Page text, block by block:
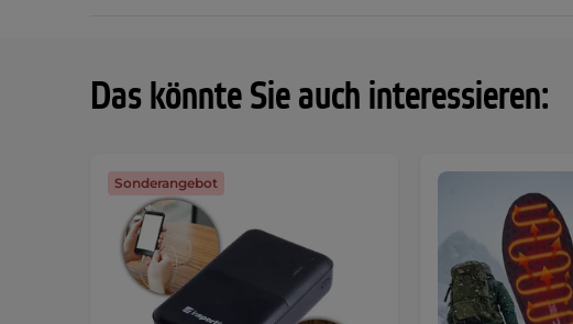
Das könnte Sie auch interessieren:
Sonderangebot